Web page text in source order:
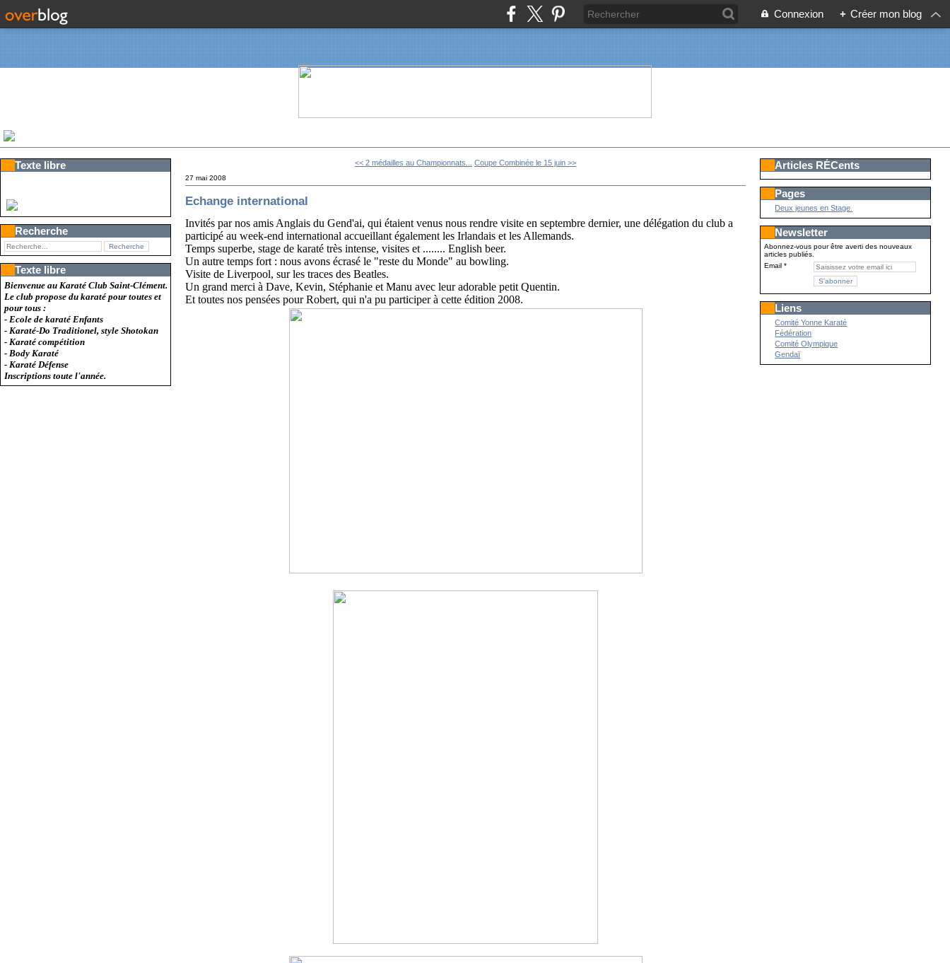
Connexion + Créer mon blog
Texte libre
Recherche
Texte libre
Bienvenue au Karaté Club Saint-Clément.
Le club propose du karaté pour toutes et
pour tous :
- Ecole de karaté Enfants
- Karaté-Do Traditionel, style Shotokan
- Karaté compétition
- Body Karaté
- Karaté Défense
Inscriptions toute l'année.
<< 2 médailles au Championnats... Coupe Combinée le 15 juin >>
27 mai 2008
Echange international
Invités par nos amis Anglais du Gend'ai, qui étaient venus nous rendre visite en septembre dernier, une délégation du club a
participé au week-end international accueillant également les Irlandais et les Allemands.
Temps superbe, stage de karaté très intense, visites et ........ English beer.
Un autre temps fort : nous avons écrasé le "reste du Monde" au bowling.
Visite de Liverpool, sur les traces des Beatles.
Un grand merci à Dave, Kevin, Stéphanie et Manu avec leur adorable petit Quentin.
Et toutes nos pensées pour Robert, qui n'a pu participer à cette édition 2008.
Articles RÉCents
Pages
Deux jeunes en Stage.
Newsletter
Abonnez-vous pour être averti des nouveaux
articles publiés.
Email
Liens
Comité Yonne Karaté
Fédération
Comité Olympique
Gendaï